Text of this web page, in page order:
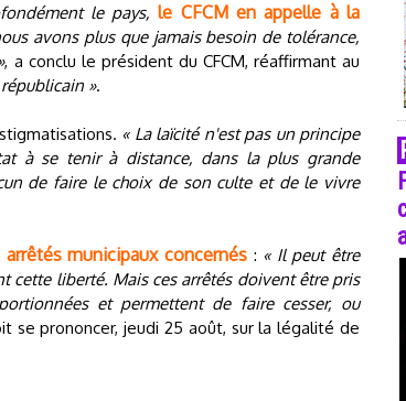
le pays, le CFCM en appelle à la
avons plus que jamais besoin de tolérance,
, a conclu le président du CFCM, réaffirmant au
».
« La laïcité n'est pas un principe
à se tenir à distance, dans la plus grande
de faire le choix de son culte et de le vivre
arrêtés municipaux concernés: « Il peut être
cette liberté. Mais ces arrêtés doivent être pris
et permettent de faire cesser, ou
se prononcer, jeudi 25 août, sur la légalité de